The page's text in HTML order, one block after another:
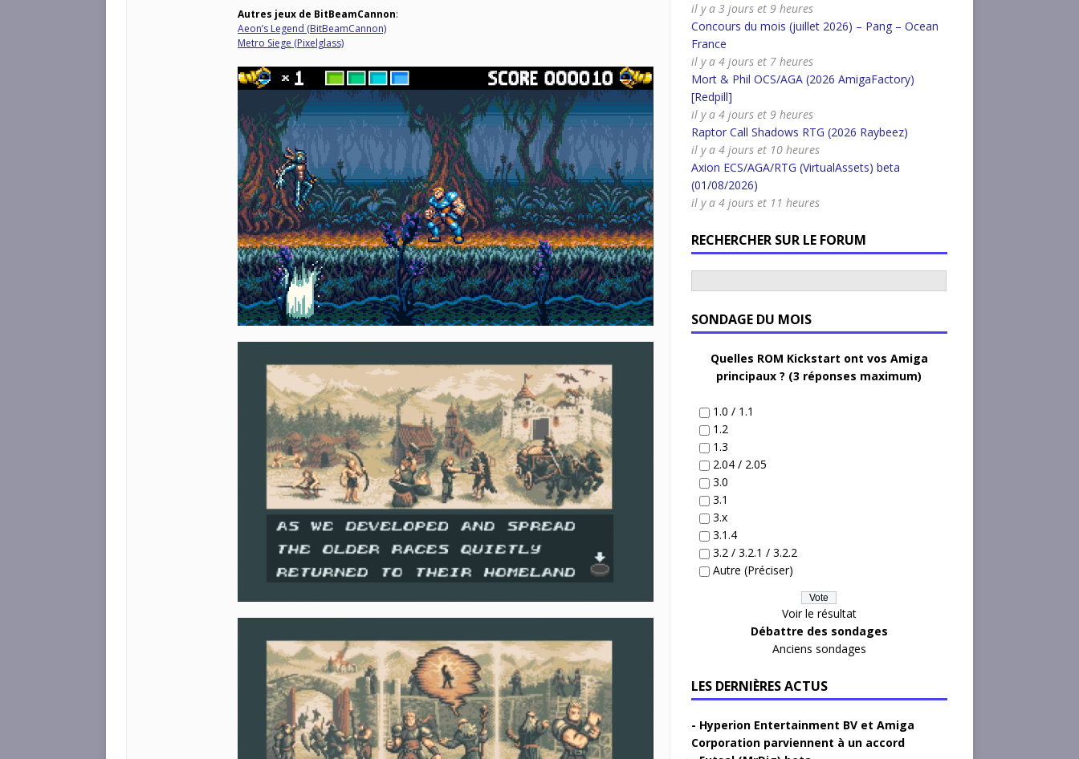
Autres jeux de BitBeamCannon:
Aeon’s Legend (BitBeamCannon)
Metro Siege (Pixelglass)
il y a 3 jours et 9 heures
Concours du mois (juillet 2026) – Pang – Ocean
France
il y a 4 jours et 7 heures
Mort & Phil OCS/AGA (2026 AmigaFactory)
[Redpill]
il y a 4 jours et 9 heures
Raptor Call Shadows RTG (2026 Raybeez)
il y a 4 jours et 10 heures
Axion ECS/AGA/RTG (VirtualAssets) beta
(01/08/2026)
il y a 4 jours et 11 heures
RECHERCHER SUR LE FORUM
SONDAGE DU MOIS
Quelles ROM Kickstart ont vos Amiga
principaux ? (3 réponses maximum)
1.0 / 1.1
1.2
1.3
2.04 / 2.05
3.0
3.1
3.x
3.1.4
3.2 / 3.2.1 / 3.2.2
Autre (Préciser)
Voir le résultat
Débattre des sondages
Anciens sondages
LES DERNIÈRES ACTUS
Hyperion Entertainment BV et Amiga
Corporation parviennent à un accord